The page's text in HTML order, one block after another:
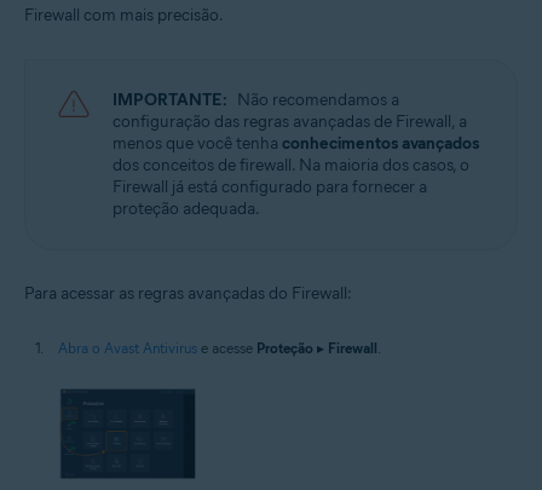
Firewall com mais precisão.
IMPORTANTE: Não recomendamos a
configuração das regras avançadas de Firewall, a
menos que você tenha conhecimentos avançados
dos conceitos de firewall. Na maioria dos casos, o
Firewall já está configurado para fornecer a
proteção adequada.
Para acessar as regras avançadas do Firewall:
Abra o Avast Antivirus e acesse Proteção ▸ Firewall